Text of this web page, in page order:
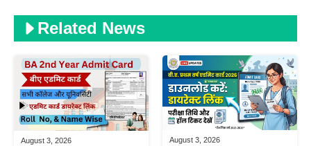
Related News
August 3, 2026 August 3, 2026